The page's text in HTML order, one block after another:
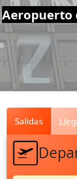
Air
Traffic
Live
Aeropuerto
Salidas